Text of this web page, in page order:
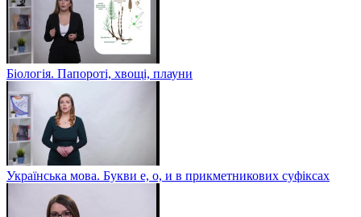
Біологія. Папороті, хвощі, плауни
Українська мова. Букви е, о, и в прикметникових суфіксах